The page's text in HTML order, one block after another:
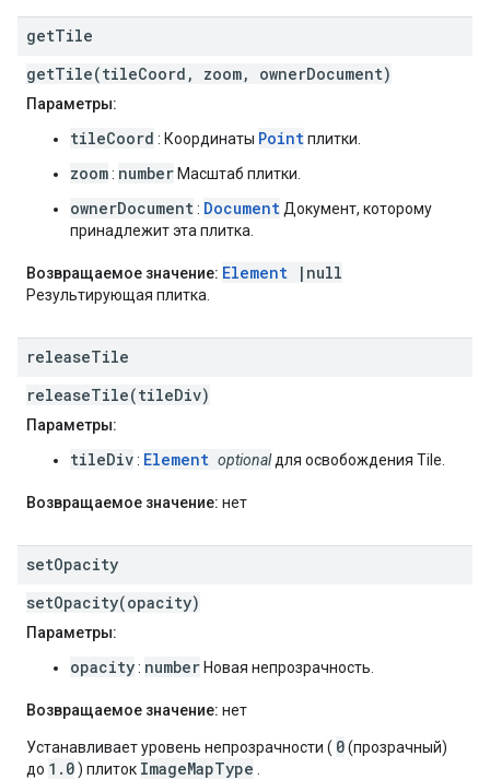
getTile
getTile(tileCoord, zoom, ownerDocument)
Параметры:
tileCoord : Координаты Pointплитки.
zoom: number Масштаб плитки.
ownerDocument: Document Документ, которому
принадлежит эта плитка.
Возвращаемое значение: Element |null
Результирующая плитка.
releaseTile
releaseTile(tileDiv)
Параметры:
tileDiv: Element optionalдля освобождения Tile.
Возвращаемое значение: нет
setOpacity
setOpacity(opacity)
Параметры:
opacity: number Новая непрозрачность.
Возвращаемое значение: нет
Устанавливает уровень непрозрачности ( 0(прозрачный)
до 1.0) плиток ImageMapType